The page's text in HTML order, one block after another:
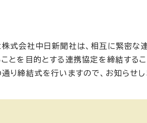
株式会社中日新聞社は、相互に緊密な
とを目的とする連携協定を締結するこ
り締結式を行いますので、お知らせし